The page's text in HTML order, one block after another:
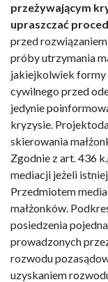
przeżywającym
upraszczać
przed
próby utrzymania
jakiejkolwiek formy
cywilnego przed
jedynie
kryzysie.
skierowania
Zgodnie z art. 436
mediacji jeżeli
Przedmiotem
małżonków.
posiedzenia
prowadzonych
rozwodu
uzyskaniem